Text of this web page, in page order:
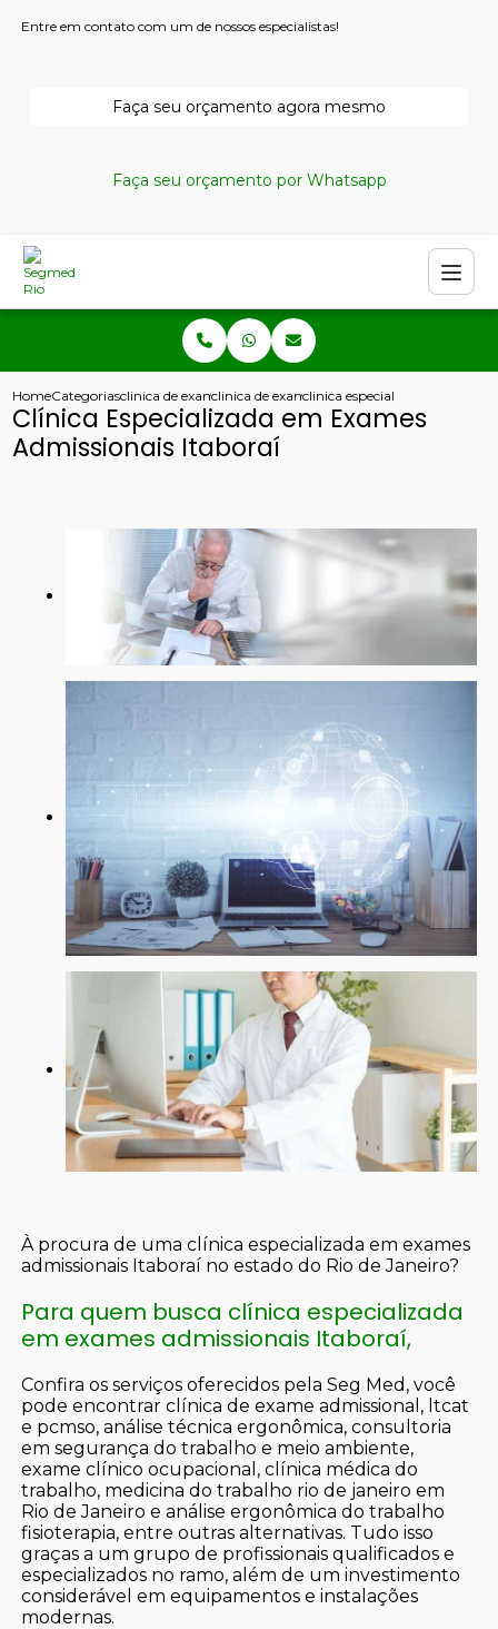
Entre em contato com um de nossos especialistas!
Faça seu orçamento agora mesmo
Faça seu orçamento por Whatsapp
HomeCategoriasclinica de exames admissionais
clinica de exame admissional
clinica especializada em
Clínica Especializada em Exames
Admissionais Itaboraí
À procura de uma clínica especializada em exames
admissionais Itaboraí no estado do Rio de Janeiro?
Para quem busca clínica especializada
em exames admissionais Itaboraí,
Confira os serviços oferecidos pela Seg Med, você
pode encontrar clínica de exame admissional, ltcat
e pcmso, análise técnica ergonômica, consultoria
em segurança do trabalho e meio ambiente,
exame clínico ocupacional, clínica médica do
trabalho, medicina do trabalho rio de janeiro em
Rio de Janeiro e análise ergonômica do trabalho
fisioterapia, entre outras alternativas. Tudo isso
graças a um grupo de profissionais qualificados e
especializados no ramo, além de um investimento
considerável em equipamentos e instalações
modernas.